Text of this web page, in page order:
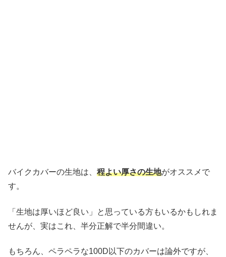
バイクカバーの生地は、 程よい厚さの生地がオススメで
す。
「生地は厚いほど良い」と思っている方もいるかもしれま
せんが、実はこれ、半分正解で半分間違い。
もちろん、ペラペラな100D以下のカバーは論外ですが、